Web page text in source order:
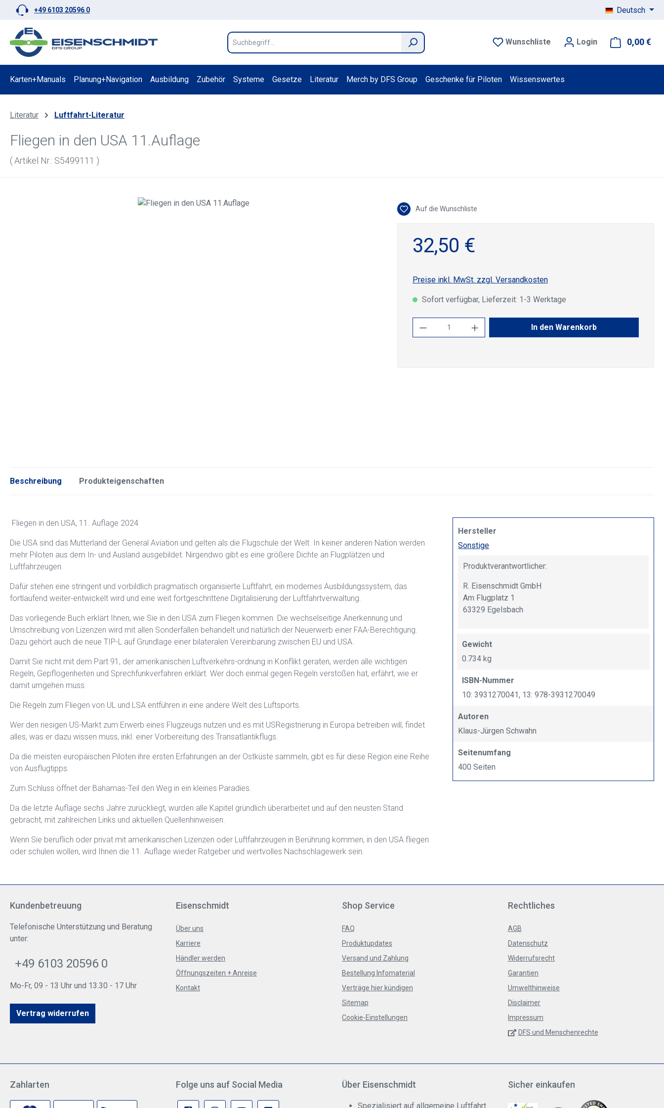
Hauptinhalt springen
Zur Suche springen
Zur Hauptnavigation springen
+49 6103 20596 0 Deutsch
Wunschliste Login 0,00 €
Karten+Manuals Planung+Navigation Ausbildung Zubehör Systeme Gesetze Literatur Merch by DFS Group Geschenke für Piloten Wissenswertes
Literatur Luftfahrt-Literatur
Fliegen in den USA 11.Auflage
( Artikel Nr.: S5499111 )
Auf die Wunschliste
32,50 €
Preise inkl. MwSt. zzgl. Versandkosten
Sofort verfügbar, Lieferzeit: 1-3 Werktage
Produkt Anzahl: Gib den gewünschten Wert
In den Warenkorb
Beschreibung Produkteigenschaften
Fliegen in den USA, 11. Auflage 2024
Die USA sind das Mutterland der General Aviation und gelten als die Flugschule der Welt. In keiner anderen Nation werden
mehr Piloten aus dem In- und Ausland ausgebildet. Nirgendwo gibt es eine größere Dichte an Flugplätzen und
Luftfahrzeugen.
Dafür stehen eine stringent und vorbildlich pragmatisch organisierte Luftfahrt, ein modernes Ausbildungssystem, das
fortlaufend weiter-entwickelt wird und eine weit fortgeschrittene Digitalisierung der Luftfahrtverwaltung.
Das vorliegende Buch erklärt Ihnen, wie Sie in den USA zum Fliegen kommen. Die wechselseitige Anerkennung und
Umschreibung von Lizenzen wird mit allen Sonderfällen behandelt und natürlich der Neuerwerb einer FAA-Berechtigung.
Dazu gehört auch die neue TIP-L auf Grundlage einer bilateralen Vereinbarung zwischen EU und USA.
Damit Sie nicht mit dem Part 91, der amerikanischen Luftverkehrs-ordnung in Konflikt geraten, werden alle wichtigen
Regeln, Gepflogenheiten und Sprechfunkverfahren erklärt. Wer doch einmal gegen Regeln verstoßen hat, erfährt, wie er
damit umgehen muss.
Die Regeln zum Fliegen von UL und LSA entführen in eine andere Welt des Luftsports.
Wer den riesigen US-Markt zum Erwerb eines Flugzeugs nutzen und es mit USRegistrierung in Europa betreiben will, findet
alles, was er dazu wissen muss, inkl. einer Vorbereitung des Transatlantikflugs.
Da die meisten europäischen Piloten ihre ersten Erfahrungen an der Ostküste sammeln, gibt es für diese Region eine Reihe
von Ausflugtipps.
Zum Schluss öffnet der Bahamas-Teil den Weg in ein kleines Paradies.
Da die letzte Auflage sechs Jahre zurückliegt, wurden alle Kapitel gründlich überarbeitet und auf den neusten Stand
gebracht, mit zahlreichen Links und aktuellen Quellenhinweisen.
Wenn Sie beruflich oder privat mit amerikanischen Lizenzen oder Luftfahrzeugen in Berührung kommen, in den USA fliegen
oder schulen wollen, wird Ihnen die 11. Auflage wieder Ratgeber und wertvolles Nachschlagewerk sein.
Hersteller
Sonstige
Produktverantwortlicher:
R. Eisenschmidt GmbH
Am Flugplatz 1
63329 Egelsbach
Gewicht
0.734 kg
ISBN-Nummer
10: 3931270041, 13: 978-3931270049
Autoren
Klaus-Jürgen Schwahn
Seitenumfang
400 Seiten
Kundenbetreuung
Telefonische Unterstützung und Beratung
unter:
+49 6103 20596 0
Mo-Fr, 09 - 13 Uhr und 13.30 - 17 Uhr
Vertrag widerrufen
Eisenschmidt
Über uns
Karriere
Händler werden
Öffnungszeiten + Anreise
Kontakt
Shop Service
FAQ
Produktupdates
Versand und Zahlung
Bestellung Infomaterial
Verträge hier kündigen
Sitemap
Cookie-Einstellungen
Rechtliches
AGB
Datenschutz
Widerrufsrecht
Garantien
Umwelthinweise
Disclaimer
Impressum
DFS und Menschenrechte
Zahlarten Folge uns auf Social Media Über Eisenschmidt
Spezialisiert auf allgemeine Luftfahrt
Sicher einkaufen